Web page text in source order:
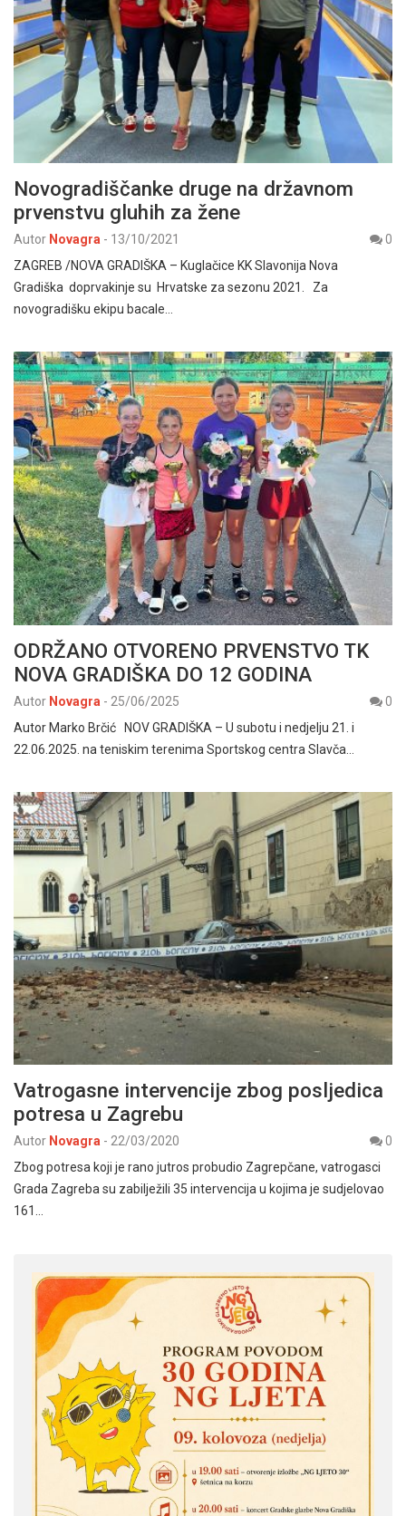
Novogradiščanke druge na državnom
prvenstvu gluhih za žene
Autor Novagra - 13/10/2021
0
ZAGREB /NOVA GRADIŠKA – Kuglačice KK Slavonija Nova
Gradiška doprvakinje su Hrvatske za sezonu 2021. Za
novogradišku ekipu bacale…
ODRŽANO OTVORENO PRVENSTVO TK
NOVA GRADIŠKA DO 12 GODINA
Autor Novagra - 25/06/2025
0
Autor Marko Brčić NOV GRADIŠKA – U subotu i nedjelju 21. i
22.06.2025. na teniskim terenima Sportskog centra Slavča…
Vatrogasne intervencije zbog posljedica
potresa u Zagrebu
Autor Novagra - 22/03/2020
0
Zbog potresa koji je rano jutros probudio Zagrepčane, vatrogasci
Grada Zagreba su zabilježili 35 intervencija u kojima je sudjelovao
161…